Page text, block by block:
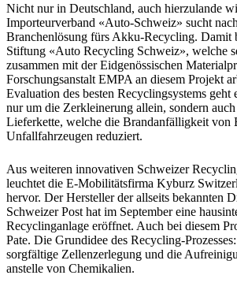
Nicht nur in Deutschland, auch hierzulande
Importeurverband «Auto-Schweiz» sucht
Branchenlösung fürs Akku-Recycling. Damit
Stiftung «Auto Recycling Schweiz», welche
zusammen mit der Eidgenössischen
Forschungsanstalt EMPA an diesem Projekt
Evaluation des besten Recyclingsystems
nur um die Zerkleinerung allein, sondern
Lieferkette, welche die Brandanfälligkeit von
Unfallfahrzeugen reduziert.
Aus weiteren innovativen Schweizer
leuchtet die E-Mobilitätsfirma Kyburz
hervor. Der Hersteller der allseits bekannten
Schweizer Post hat im September eine
Recyclinganlage eröffnet. Auch bei diesem
Pate. Die Grundidee des Recycling-
sorgfältige Zellenzerlegung und die
anstelle von Chemikalien.